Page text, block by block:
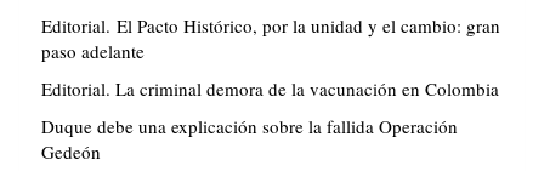
Editorial. El Pacto Histórico, por la unidad y el cambio: gran
paso adelante
Editorial. La criminal demora de la vacunación en Colombia
Duque debe una explicación sobre la fallida Operación
Gedeón